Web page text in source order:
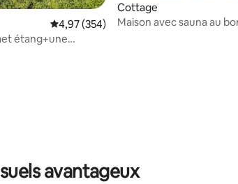
77 commentaires : 4,96 sur 5
Évaluation moyenne sur la base de 354
4,97 (354)
étang+une
Cottage
Maison avec sauna au
avantageux